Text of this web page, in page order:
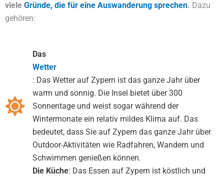
viele Gründe, die für eine Auswanderung sprechen. Dazu
gehören:
Das
Wetter
: Das Wetter auf Zypern ist das ganze Jahr über
warm und sonnig. Die Insel bietet über 300
Sonnentage und weist sogar während der
Wintermonate ein relativ mildes Klima auf. Das
bedeutet, dass Sie auf Zypern das ganze Jahr über
Outdoor-Aktivitäten wie Radfahren, Wandern und
Schwimmen genießen können.
Die Küche: Das Essen auf Zypern ist köstlich und